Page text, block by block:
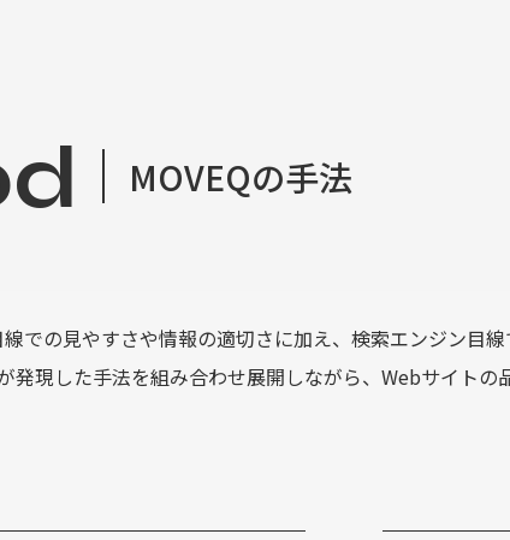
d MOVEQの手法
での見やすさや情報の適切さに加え、検索エンジン目
発現した手法を組み合わせ展開しながら、Webサイトの